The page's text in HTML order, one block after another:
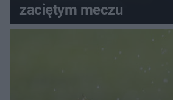
zaciętym meczu